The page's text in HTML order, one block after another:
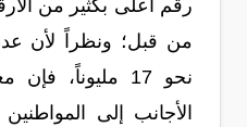
رقم أعلى بكثير من
من قبل؛ ونظراً لأن
نحو 17
الأجانب إلى